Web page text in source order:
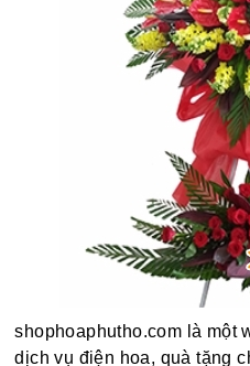
shophoaphutho.com là một
dịch vụ điện hoa, quà tặng